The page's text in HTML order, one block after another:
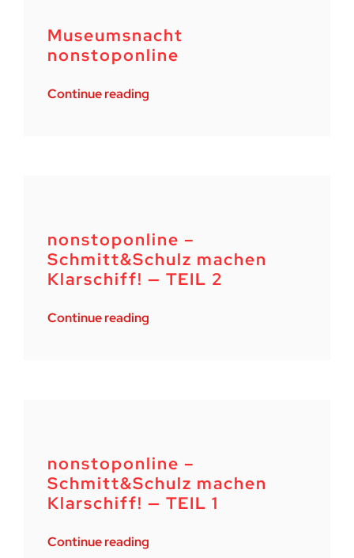
Museumsnacht
nonstoponline
Continue reading
nonstoponline –
Schmitt&Schulz machen
Klarschiff! — TEIL 2
Continue reading
nonstoponline –
Schmitt&Schulz machen
Klarschiff! — TEIL 1
Continue reading